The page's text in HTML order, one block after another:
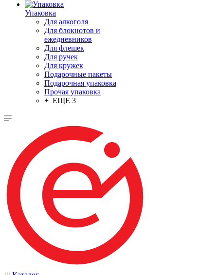
Упаковка
Для алкоголя
Для блокнотов и
ежедневников
Для флешек
Для ручек
Для кружек
Подарочные пакеты
Подарочная упаковка
Прочая упаковка
+ ЕЩЕ 3